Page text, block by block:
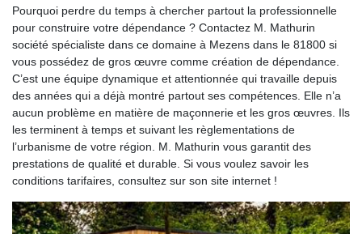
Pourquoi perdre du temps à chercher partout la professionnelle
pour construire votre dépendance ? Contactez M. Mathurin
société spécialiste dans ce domaine à Mezens dans le 81800 si
vous possédez de gros œuvre comme création de dépendance.
C’est une équipe dynamique et attentionnée qui travaille depuis
des années qui a déjà montré partout ses compétences. Elle n’a
aucun problème en matière de maçonnerie et les gros œuvres. Ils
les terminent à temps et suivant les règlementations de
l’urbanisme de votre région. M. Mathurin vous garantit des
prestations de qualité et durable. Si vous voulez savoir les
conditions tarifaires, consultez sur son site internet !